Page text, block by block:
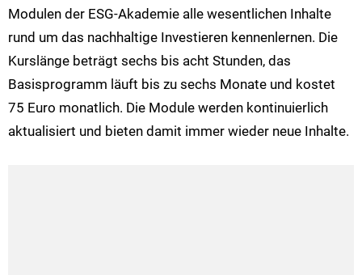
Modulen der ESG-Akademie alle wesentlichen Inhalte
rund um das nachhaltige Investieren kennenlernen. Die
Kurslänge beträgt sechs bis acht Stunden, das
Basisprogramm läuft bis zu sechs Monate und kostet
75 Euro monatlich. Die Module werden kontinuierlich
aktualisiert und bieten damit immer wieder neue Inhalte.